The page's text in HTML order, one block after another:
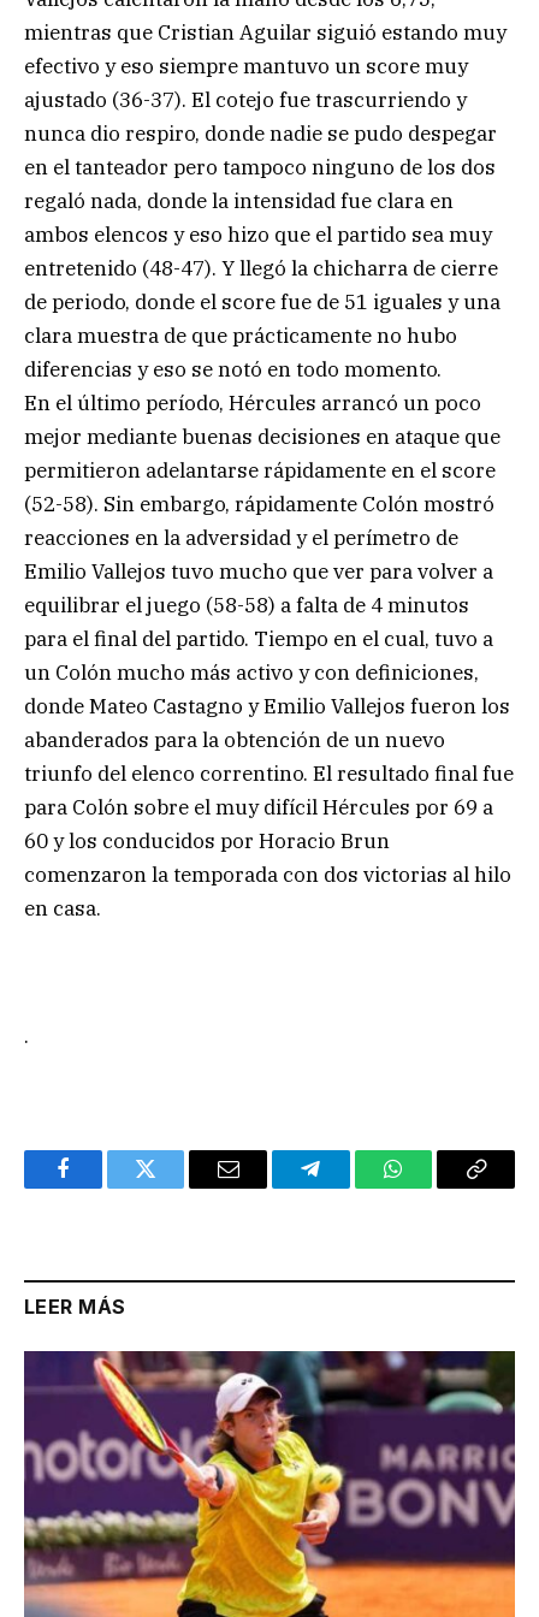
mientras que Cristian Aguilar siguió estando muy
efectivo y eso siempre mantuvo un score muy
ajustado (36-37). El cotejo fue trascurriendo y
nunca dio respiro, donde nadie se pudo despegar
en el tanteador pero tampoco ninguno de los dos
regaló nada, donde la intensidad fue clara en
ambos elencos y eso hizo que el partido sea muy
entretenido (48-47). Y llegó la chicharra de cierre
de periodo, donde el score fue de 51 iguales y una
clara muestra de que prácticamente no hubo
diferencias y eso se notó en todo momento.
En el último período, Hércules arrancó un poco
mejor mediante buenas decisiones en ataque que
permitieron adelantarse rápidamente en el score
(52-58). Sin embargo, rápidamente Colón mostró
reacciones en la adversidad y el perímetro de
Emilio Vallejos tuvo mucho que ver para volver a
equilibrar el juego (58-58) a falta de 4 minutos
para el final del partido. Tiempo en el cual, tuvo a
un Colón mucho más activo y con definiciones,
donde Mateo Castagno y Emilio Vallejos fueron los
abanderados para la obtención de un nuevo
triunfo del elenco correntino. El resultado final fue
para Colón sobre el muy difícil Hércules por 69 a
60 y los conducidos por Horacio Brun
comenzaron la temporada con dos victorias al hilo
en casa.
.
FacebookTwitter Email TelegramWhatsAppCopy
LEER MÁS